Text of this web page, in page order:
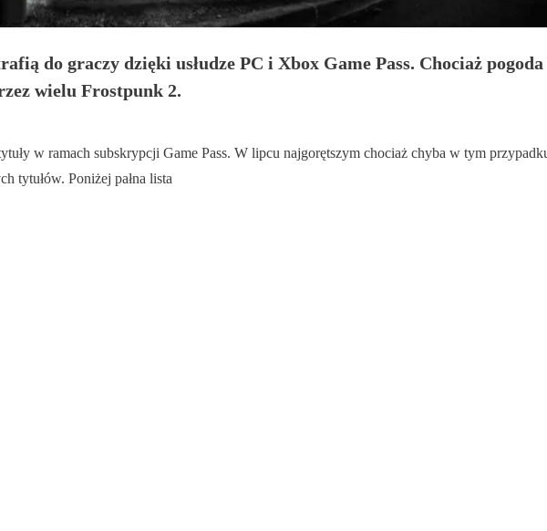
do graczy dzięki usłudze PC i Xbox Game Pass. Chociaż
wielu Frostpunk 2.
w ramach subskrypcji Game Pass. W lipcu najgorętszym chociaż chyba w tym
tytułów. Poniżej pałna lista